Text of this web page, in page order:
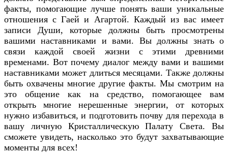
факты, помогающие лучше понять ваши уникальные
отношения с Гаей и Агартой. Каждый из вас имеет
записи Души, которые должны быть просмотрены
вашими наставниками и вами. Вы должны знать о
связи каждой своей жизни с этими древними
временами. Вот почему диалог между вами и вашими
наставниками может длиться месяцами. Также должны
быть охвачены многие другие факты. Мы смотрим на
это общение как на средство, помогающее вам
открыть многие нерешенные энергии, от которых
нужно избавиться, и подготовить почву для перехода в
вашу личную Кристаллическую Палату Света. Вы
сможете увидеть, насколько это будут захватывающие
моменты для всех!